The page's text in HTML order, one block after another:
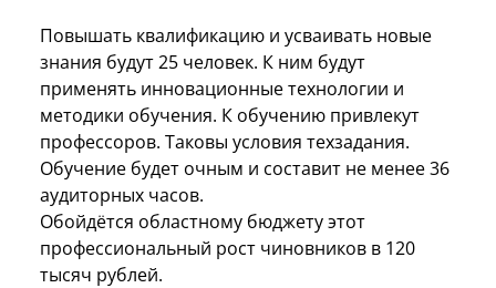
Повышать квалификацию и усваивать новые
знания будут 25 человек. К ним будут
применять инновационные технологии и
методики обучения. К обучению привлекут
профессоров. Таковы условия техзадания.
Обучение будет очным и составит не менее 36
аудиторных часов.
Обойдётся областному бюджету этот
профессиональный рост чиновников в 120
тысяч рублей.